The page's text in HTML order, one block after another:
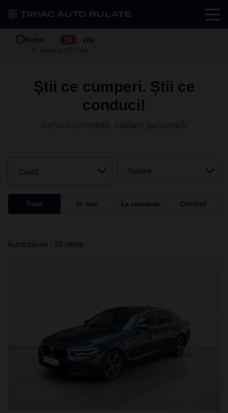
Test drive
Retur 14 zile
Garanție 12 24
Buy back
Știi ce cumperi. Știi ce
conduci!
Caută Sortare
Toate În stoc La comanda Certified
Autoturisme - 23 oferte